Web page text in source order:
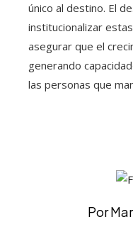
único al destino. El
institucionalizar
asegurar que el
generando
las personas que
Por